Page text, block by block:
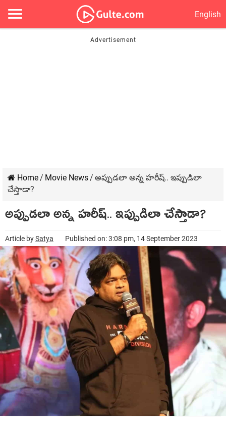
English
Home/ Movie News/ అప్పుడలా అన్న హరీష్.. ఇప్పుడిలా
చేస్తాడా?
అప్పుడలా అన్న హరీష్.. ఇప్పుడిలా చేస్తాడా?
Article bySatya Published on: 3:08 pm, 14 September 2023